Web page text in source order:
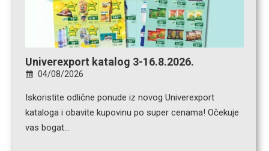
Univerexport katalog 3-16.8.2026.
04/08/2026
Iskoristite odlične ponude iz novog Univerexport
kataloga i obavite kupovinu po super cenama! Očekuje
vas bogat…